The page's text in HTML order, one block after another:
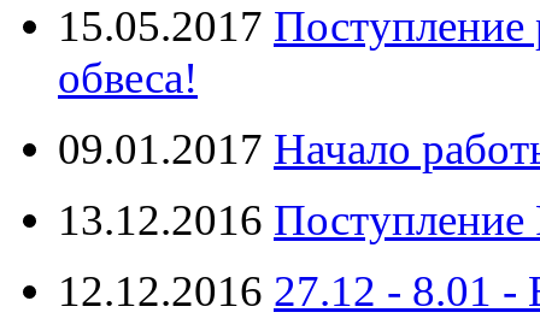
15.05.2017 Поступление
обвеса!
09.01.2017 Начало
13.12.2016 Поступление
12.12.2016 27.12 -